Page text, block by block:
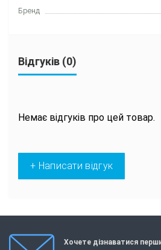
Бренд
Відгуків (0)
Немає відгуків про цей товар.
+ Написати відгук
Хочете дізнаватися